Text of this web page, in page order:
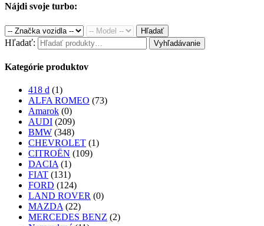
Nájdi svoje turbo:
Hľadať
Hľadať: Vyhľadávanie
Kategórie produktov
418 d (1)
ALFA ROMEO (73)
Amarok (0)
AUDI (209)
BMW (348)
CHEVROLET (1)
CITROËN (109)
DACIA (1)
FIAT (131)
FORD (124)
LAND ROVER (0)
MAZDA (22)
MERCEDES BENZ (2)